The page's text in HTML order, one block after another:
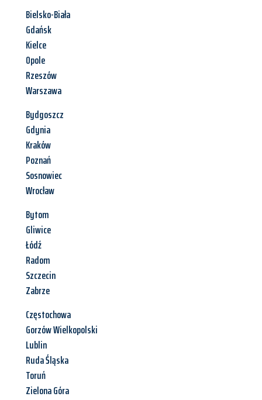
Bielsko-Biała
Gdańsk
Kielce
Opole
Rzeszów
Warszawa
Bydgoszcz
Gdynia
Kraków
Poznań
Sosnowiec
Wrocław
Bytom
Gliwice
Łódź
Radom
Szczecin
Zabrze
Częstochowa
Gorzów Wielkopolski
Lublin
Ruda Śląska
Toruń
Zielona Góra